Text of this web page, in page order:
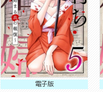
電子版